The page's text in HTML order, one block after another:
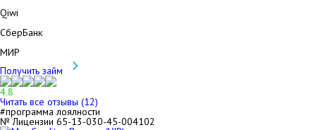
Qiwi
СберБанк
МИР
Получить займ
4.8
Читать все отзывы (12)
#программа лоялности
№ Лицензии 65-13-030-45-004102